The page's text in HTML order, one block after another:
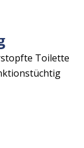
Toilette